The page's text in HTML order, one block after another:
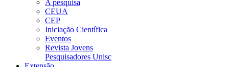
A pesquisa
CEUA
CEP
Iniciação Científica
Eventos
Revista Jovens
Pesquisadores Unisc